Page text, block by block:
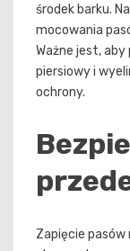
środek barku.
mocowania
Ważne jest,
piersiowy i
ochrony.
Zapięcie